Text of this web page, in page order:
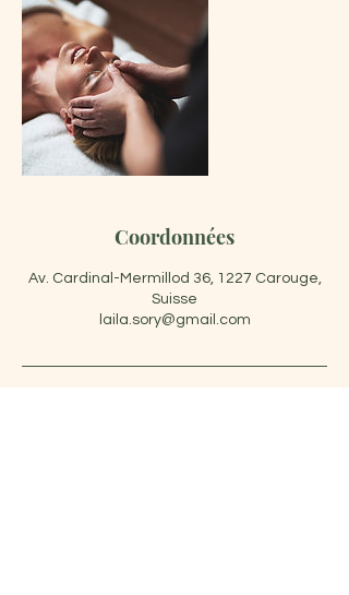
Coordonnées
Av. Cardinal-Mermillod 36, 1227 Carouge,
Suisse
laila.sory@gmail.com